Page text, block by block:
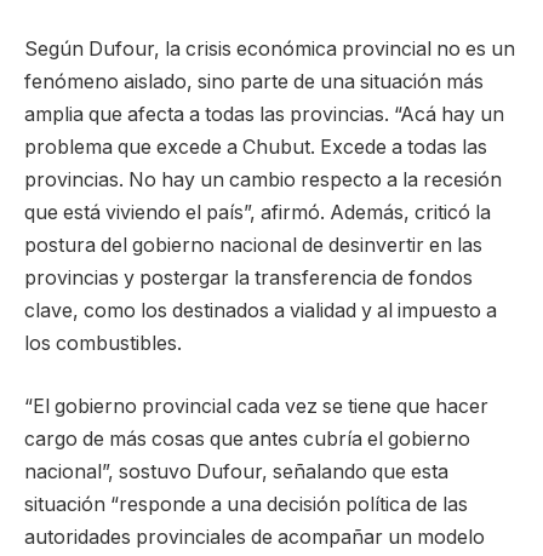
Según Dufour, la crisis económica provincial no es un
fenómeno aislado, sino parte de una situación más
amplia que afecta a todas las provincias. “Acá hay un
problema que excede a Chubut. Excede a todas las
provincias. No hay un cambio respecto a la recesión
que está viviendo el país”, afirmó. Además, criticó la
postura del gobierno nacional de desinvertir en las
provincias y postergar la transferencia de fondos
clave, como los destinados a vialidad y al impuesto a
los combustibles.
“El gobierno provincial cada vez se tiene que hacer
cargo de más cosas que antes cubría el gobierno
nacional”, sostuvo Dufour, señalando que esta
situación “responde a una decisión política de las
autoridades provinciales de acompañar un modelo